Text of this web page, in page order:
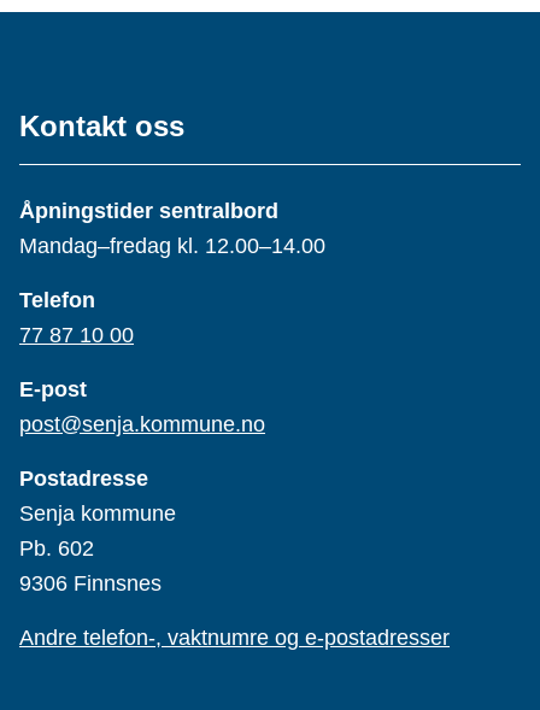
Kontakt oss
Åpningstider sentralbord
Mandag–fredag kl. 12.00–14.00
Telefon
77 87 10 00
E-post
post@senja.kommune.no
Postadresse
Senja kommune
Pb. 602
9306 Finnsnes
Andre telefon-, vaktnumre og e-postadresser